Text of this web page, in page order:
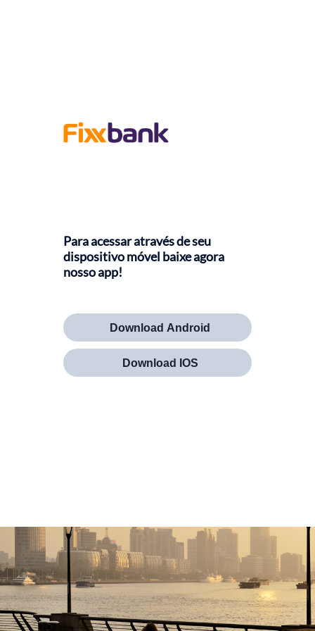
Para acessar através de seu
dispositivo móvel baixe agora
nosso app!
Download Android
Download IOS